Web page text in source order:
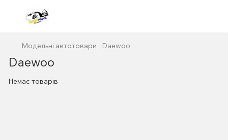
Модельні автотовари Daewoo
Daewoo
Немає товарів